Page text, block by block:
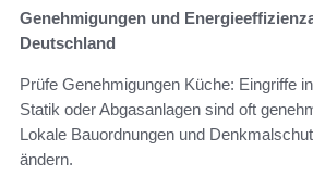
Genehmigungen und
Deutschland
Prüfe Genehmigungen Küche: Eingriffe
Statik oder Abgasanlagen sind oft
Lokale Bauordnungen und
ändern.